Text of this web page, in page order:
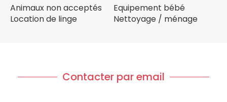
Animaux non acceptés
Location de linge
Equipement bébé
Nettoyage / ménage
Contacter par email